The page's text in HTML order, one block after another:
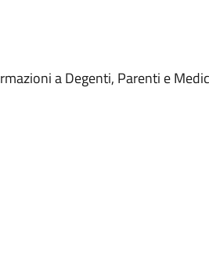
a Degenti, Parenti e